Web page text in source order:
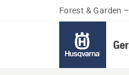
Forest & Garden –